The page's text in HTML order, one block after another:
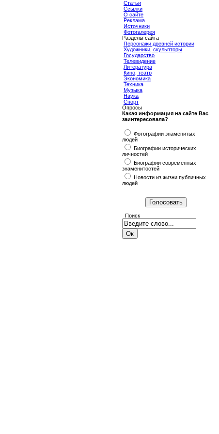
Статьи
Ссылки
О сайте
Реклама
Источники
Фотогалерея
Разделы сайта
Персонажи древней истории
Художники, скульпторы
Государство
Телевидение
Литература
Кино, театр
Экономика
Техника
Музыка
Наука
Спорт
Опросы
Какая информация на сайте Вас
заинтересовала?
Фотографии знаменитых
людей
Биографии исторических
личностей
Биографии современных
знаменитостей
Новости из жизни публичных
людей
Поиск